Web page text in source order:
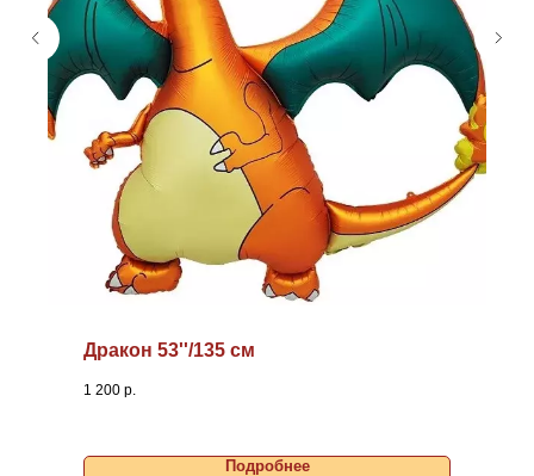
Дракон 53''/135 см
1 200 р.
Подробнее